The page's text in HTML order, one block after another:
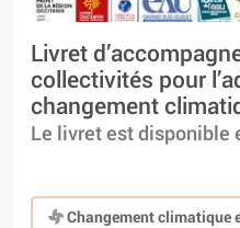
Livret
collectivités pour
changement
Le livret est disponible
Changement climatique